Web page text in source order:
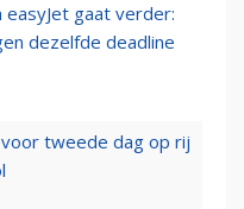
gaat verder:
dezelfde deadline
tweede dag op rij